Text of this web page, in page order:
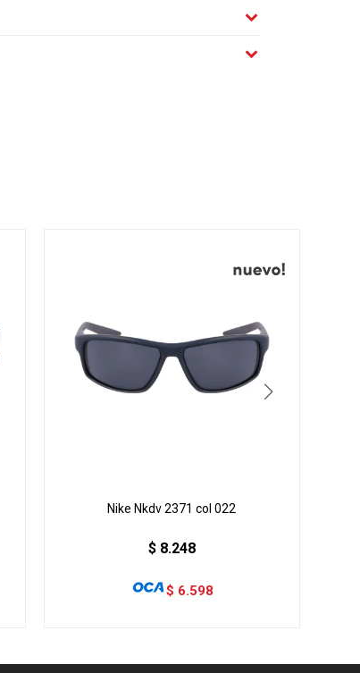
Nike Nkdv 2371 col 022
$ 8.248
$ 6.598